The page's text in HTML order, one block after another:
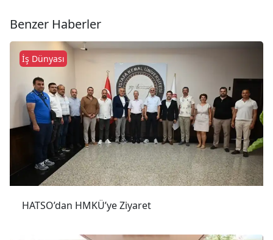
Benzer Haberler
HATSO’dan HMKÜ’ye Ziyaret
İş Dünyası